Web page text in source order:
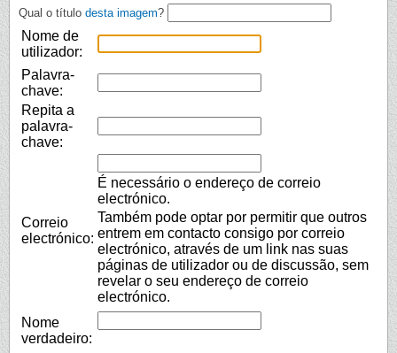
Qual o título desta imagem?
Nome de
utilizador:
Palavra-
chave:
Repita a
palavra-
chave:
Correio
electrónico:
É necessário o endereço de correio
electrónico.
Também pode optar por permitir que outros
entrem em contacto consigo por correio
electrónico, através de um link nas suas
páginas de utilizador ou de discussão, sem
revelar o seu endereço de correio
electrónico.
Nome
verdadeiro: